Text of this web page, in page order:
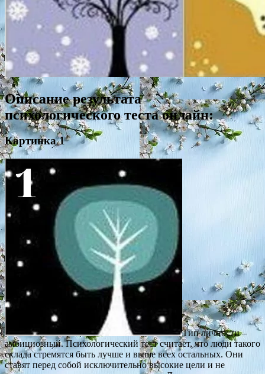
Описание результата
психологического теста онлайн:
Картинка 1
Тип личности –
амбициозный. Психологический тест считает, что люди такого
склада стремятся быть лучше и выше всех остальных. Они
ставят перед собой исключительно высокие цели и не